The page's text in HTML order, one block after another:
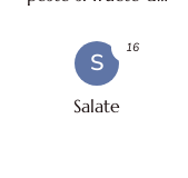
S
Salate
16